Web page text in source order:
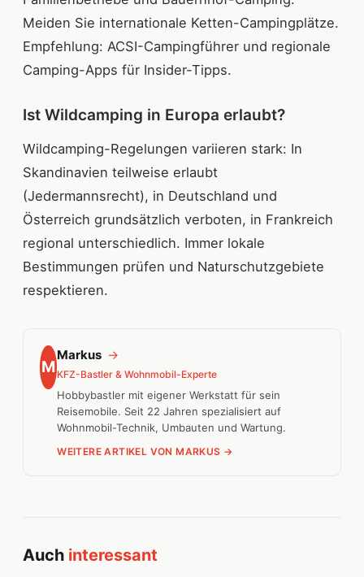
Meiden Sie internationale Ketten-Campingplätze.
Empfehlung: ACSI-Campingführer und regionale
Camping-Apps für Insider-Tipps.
Ist Wildcamping in Europa erlaubt?
Wildcamping-Regelungen variieren stark: In
Skandinavien teilweise erlaubt
(Jedermannsrecht), in Deutschland und
Österreich grundsätzlich verboten, in Frankreich
regional unterschiedlich. Immer lokale
Bestimmungen prüfen und Naturschutzgebiete
respektieren.
M
Markus →
KFZ-Bastler & Wohnmobil-Experte
Hobbybastler mit eigener Werkstatt für sein
Reisemobile. Seit 22 Jahren spezialisiert auf
Wohnmobil-Technik, Umbauten und Wartung.
WEITERE ARTIKEL VON MARKUS →
Auch interessant